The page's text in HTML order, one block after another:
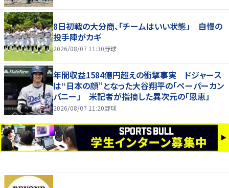
8日初戦の大分商、「チームはいい状態」 自慢の
投手陣がカギ
2026/08/07 11:30野球
年間収益1584億円超えの衝撃事実 ドジャース
は“日本の顔”となった大谷翔平の「ペーパーカン
パニー」 米記者が指摘した異次元の「恩恵」
2026/08/07 11:20野球